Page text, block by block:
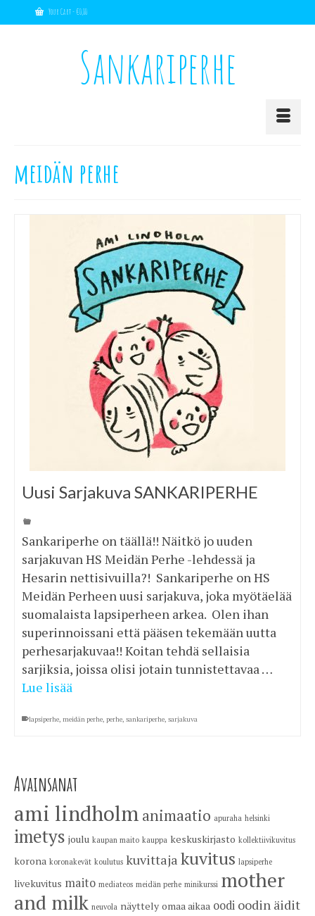
Your Cart-€0,00
Sankariperhe
meidän perhe
Uusi Sarjakuva SANKARIPERHE
Sankariperhe on täällä!! Näitkö jo uuden
sarjakuvan HS Meidän Perhe -lehdessä ja
Hesarin nettisivuilla?! Sankariperhe on HS
Meidän Perheen uusi sarjakuva, joka myötäelää
suomalaista lapsiperheen arkea. Olen ihan
superinnoissani että pääsen tekemään uutta
perhesarjakuvaa!! Koitan tehdä sellaisia
sarjiksia, joissa olisi jotain tunnistettavaa …
Lue lisää
lapsiperhe, meidän perhe, perhe, sankariperhe, sarjakuva
Avainsanat
ami lindholm animaatio apuraha helsinki
imetys joulu kaupan maito kauppa keskuskirjasto kollektiivikuvitus
korona koronakevät koulutus kuvittaja kuvitus lapsiperhe
livekuvitus maito mediateos meidän perhe minikurssi mother
and milk neuvola näyttely omaa aikaa oodi oodin äidit